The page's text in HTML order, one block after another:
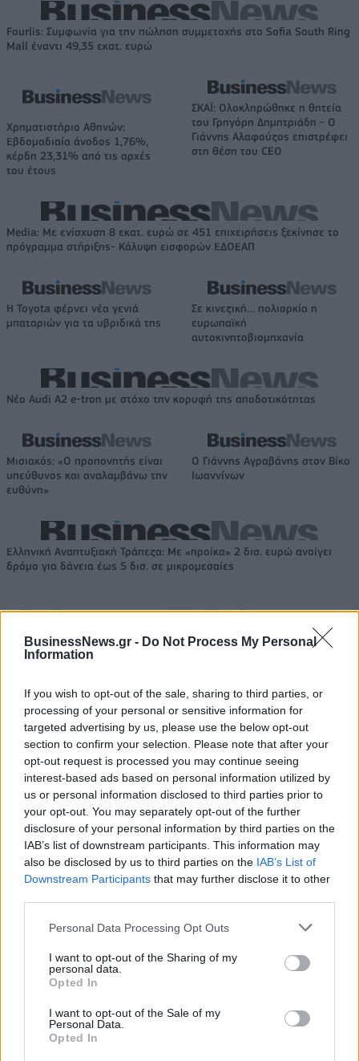
BusinessNews.gr - Do Not Process My Personal
Information
If you wish to opt-out of the sale, sharing to third parties, or
processing of your personal or sensitive information for
targeted advertising by us, please use the below opt-out
section to confirm your selection. Please note that after your
opt-out request is processed you may continue seeing
interest-based ads based on personal information utilized by
us or personal information disclosed to third parties prior to
your opt-out. You may separately opt-out of the further
disclosure of your personal information by third parties on the
IAB’s list of downstream participants. This information may
also be disclosed by us to third parties on the IAB’s List of
Downstream Participants that may further disclose it to other
Personal Data Processing Opt Outs
I want to opt-out of the Sharing of my
personal data.
Opted In
I want to opt-out of the Sale of my
Personal Data.
Opted In
Fourlis: Συμφωνία για την πώληση συμμετοχής στο Sofia South Ring
Mall έναντι 49,35 εκατ. ευρώ
Χρηματιστήριο Αθηνών:
Εβδομαδιαία άνοδος 1,76%,
κέρδη 23,31% από τις αρχές
του έτους
ΣΚΑΪ: Ολοκληρώθηκε η θητεία
του Γρηγόρη Δημητριάδη - Ο
Γιάννης Αλαφούζος επιστρέφει
στη θέση του CEO
Media: Με ενίσχυση 8 εκατ. ευρώ σε 451 επιχειρήσεις ξεκίνησε το
πρόγραμμα στήριξης- Κάλυψη εισφορών ΕΔΟΕΑΠ
Η Toyota φέρνει νέα γενιά
μπαταριών για τα υβριδικά της
Σε κινεζική… πολιορκία η
ευρωπαϊκή
αυτοκινητοβιομηχανία
Νέο Audi A2 e-tron με στόχο την κορυφή της αποδοτικότητας
Μισιακός: «Ο προπονητής είναι
υπεύθυνος και αναλαμβάνω την
ευθύνη»
Ο Γιάννης Αγραβάνης στον Βίκο
Ιωαννίνων
Ελληνική Αναπτυξιακή Τράπεζα: Με «προίκα» 2 δισ. ευρώ ανοίγει
δρόμο για δάνεια έως 5 δισ. σε μικρομεσαίες
Β.Σ. Καρούλιας: Τζίρος 98,7
εκατ. ευρώ και αύξηση κερδών
low & non alcohol
Deloitte Ελλάδος:
είσοδο στην πολωνική αγορά
ενέργειας
Η Chery επενδύει 75 εκατ. δολάρια στην KG Mobility
Το FIAT 500 Hybrid τώρα από
18.990 ευρώ
Ατρόμητος και Novibet
συνεχίζουν μαζί: Ανανέωση της
συνεργασίας τους μέχρι το
2028
18η συνεχόμενη χρονιά για τον ΟΤΕ στη διεθνή σειρά δεικτών
Alpha Bank: Για πρώτη φορά το Αρχαίο Θέατρο Επιδαύρου άνοιξε τις
πύλες του σε όλους